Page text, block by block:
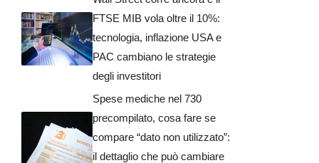
FTSE MIB vola oltre il 10%:
tecnologia, inflazione USA e
PAC cambiano le strategie
degli investitori
Spese mediche nel 730
precompilato, cosa fare se
compare “dato non utilizzato”:
il dettaglio che può cambiare